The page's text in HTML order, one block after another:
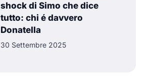
shock di Simo che dice
tutto: chi é davvero
Donatella
30 Settembre 2025